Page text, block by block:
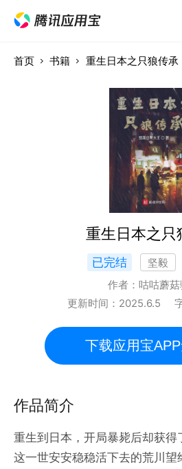
首页 书籍 重生日本之只狼传承
重生日本之只
已完结 坚毅
作者： 咕咕蘑
更新时间： 2025.6.5
下载应用宝
作品简介
重生到日本，开局暴毙后却获得
这一世安安稳稳活下去的荒川